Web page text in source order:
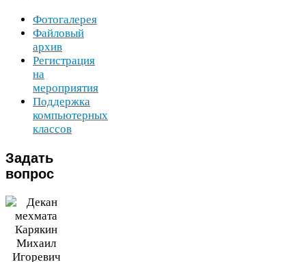
Фотогалерея
Файловый
архив
Регистрация
на
мероприятия
Поддержка
компьютерных
классов
Задать
вопрос